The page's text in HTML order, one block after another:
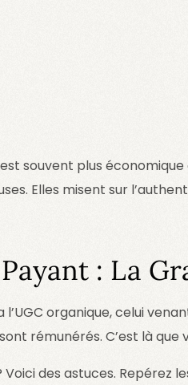
souvent plus
Elles misent sur
: La
l’UGC organique, celui
rémunérés. C’est là que
des astuces. Repérez